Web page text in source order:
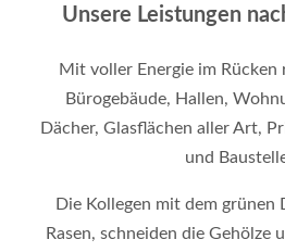
Unsere Leistungen
Mit voller Energie im
Bürogebäude, Hallen,
Dächer, Glasflächen aller Art,
und
Die Kollegen mit dem grünen
Rasen, schneiden die Gehölze